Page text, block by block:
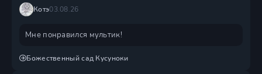
Котэ03.08.26
Мне понравился мультик!
Божественный сад Кусуноки